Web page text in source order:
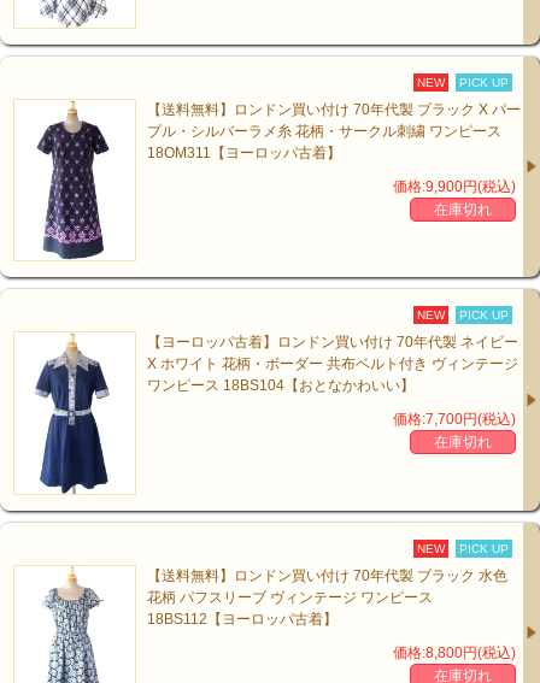
NEW PICK UP
【送料無料】ロンドン買い付け 70年代製 ブラック X パー
プル・シルバーラメ糸 花柄・サークル刺繍 ワンピース
18OM311【ヨーロッパ古着】
価格:9,900円(税込)
在庫切れ
NEW PICK UP
【ヨーロッパ古着】ロンドン買い付け 70年代製 ネイビー
X ホワイト 花柄・ボーダー 共布ベルト付き ヴィンテージ
ワンピース 18BS104【おとなかわいい】
価格:7,700円(税込)
在庫切れ
NEW PICK UP
【送料無料】ロンドン買い付け 70年代製 ブラック 水色
花柄 パフスリーブ ヴィンテージ ワンピース
18BS112【ヨーロッパ古着】
価格:8,800円(税込)
在庫切れ